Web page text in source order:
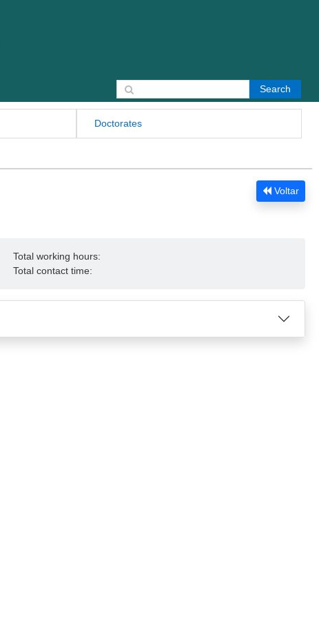
Doctorates
Search for:
Voltar
Total working hours:
Total contact time: